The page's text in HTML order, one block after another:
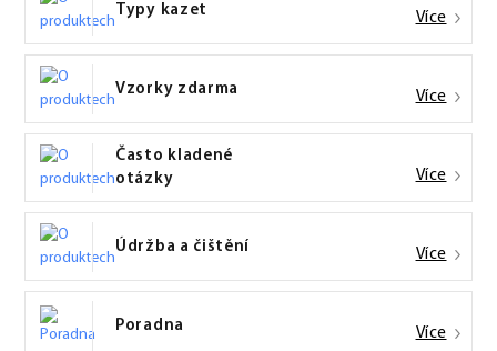
Typy kazet Více
Vzorky zdarma Více
Často kladené
otázky
Více
Údržba a čištění Více
Poradna Více